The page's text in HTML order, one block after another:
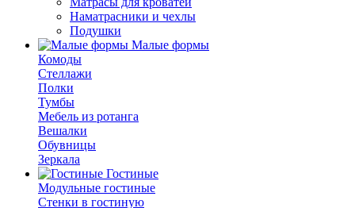
Наматрасники и чехлы
Подушки
Малые формы
Комоды
Стеллажи
Полки
Тумбы
Мебель из ротанга
Вешалки
Обувницы
Зеркала
Гостиные
Модульные гостиные
Стенки в гостиную